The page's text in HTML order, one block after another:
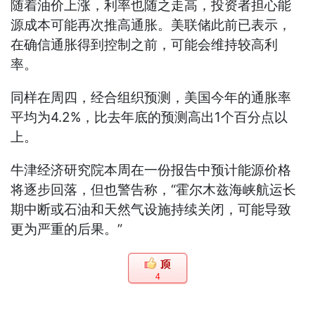
随着油价上涨，利率也随之走高，投资者担心能
源成本可能再次推高通胀。美联储此前已表示，
在确信通胀得到控制之前，可能会维持较高利
率。
同样在周四，经合组织预测，美国今年的通胀率
平均为4.2%，比去年底的预测高出1个百分点以
上。
牛津经济研究院本周在一份报告中预计能源价格
将逐步回落，但也警告称，“霍尔木兹海峡航运长
期中断或石油和天然气设施持续关闭，可能导致
更为严重的后果。”
4